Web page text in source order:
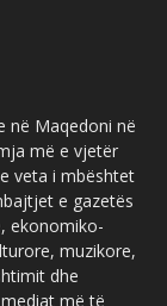
në Maqedoni në
më e vjetër
veta i mbështet
e gazetës
ekonomiko-
muzikore,
dhe
më të